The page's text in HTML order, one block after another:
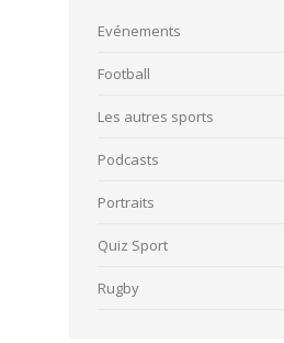
Evénements
Football
Les autres sports
Podcasts
Portraits
Quiz Sport
Rugby